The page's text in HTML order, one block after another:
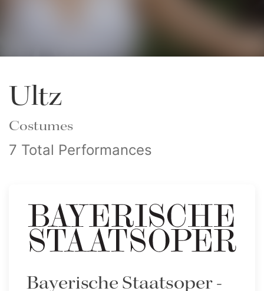
Ultz
Costumes
7 Total Performances
Bayerische Staatsoper -